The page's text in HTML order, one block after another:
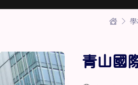
青山國